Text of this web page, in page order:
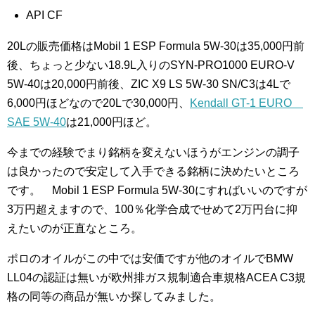
API CF
20Lの販売価格はMobil 1 ESP Formula 5W-30は35,000円前
後、ちょっと少ない18.9L入りのSYN-PRO1000 EURO-V
5W-40は20,000円前後、ZIC X9 LS 5W-30 SN/C3は4Lで
6,000円ほどなので20Lで30,000円、
Kendall GT-1 EURO
SAE 5W-40は21,000円ほど。
今までの経験でまり銘柄を変えないほうがエンジンの調子
は良かったので安定して入手できる銘柄に決めたいところ
です。 Mobil 1 ESP Formula 5W-30にすればいいのですが
3万円超えますので、100％化学合成でせめて2万円台に抑
えたいのが正直なところ。
ポロのオイルがこの中では安価ですが他のオイルでBMW
LL04の認証は無いが欧州排ガス規制適合車規格ACEA C3規
格の同等の商品が無いか探してみました。